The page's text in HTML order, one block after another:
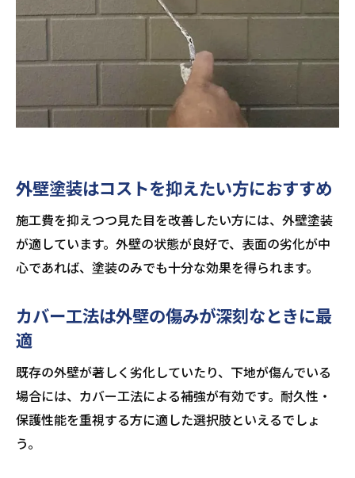
外壁塗装はコストを抑えたい方におすすめ
施工費を抑えつつ見た目を改善したい方には、外壁塗装
が適しています。外壁の状態が良好で、表面の劣化が中
心であれば、塗装のみでも十分な効果を得られます。
カバー工法は外壁の傷みが深刻なときに最
適
既存の外壁が著しく劣化していたり、下地が傷んでいる
場合には、カバー工法による補強が有効です。耐久性・
保護性能を重視する方に適した選択肢といえるでしょ
う。